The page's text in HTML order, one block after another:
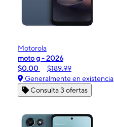
Motorola
moto g - 2026
$0.00
$189.99
Generalmente en existencia
Consulta 3 ofertas